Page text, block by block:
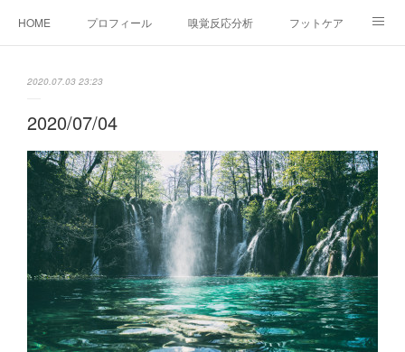
HOME プロフィール 嗅覚反応分析 フットケア
2020.07.03 23:23
2020/07/04